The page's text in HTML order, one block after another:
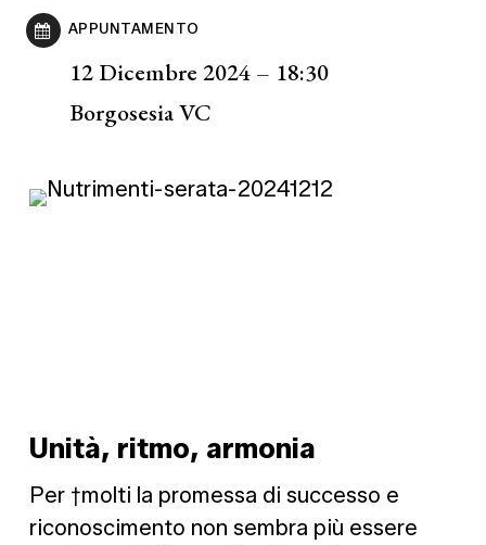
APPUNTAMENTO
12 Dicembre 2024 – 18:30
Borgosesia VC
Unità, ritmo, armonia
Per †molti la promessa di successo e
riconoscimento non sembra più essere